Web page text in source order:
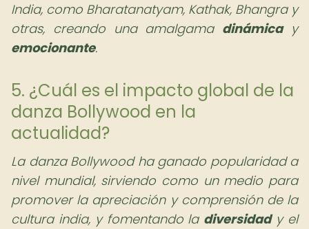
India, como Bharatanatyam, Kathak, Bhangra y
otras, creando una amalgama dinámicay
emocionante.
5. ¿Cuál es el impacto global de la
danza Bollywood en la
actualidad?
La danza Bollywood ha ganado popularidad a
nivel mundial, sirviendo como un medio para
promover la apreciación y comprensión de la
cultura india, y fomentando la diversidady el